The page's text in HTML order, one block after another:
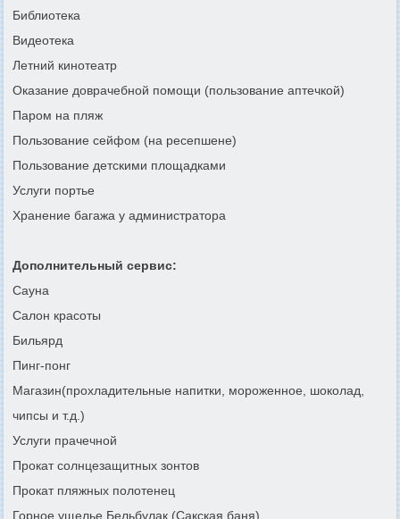
Библиотека
Видеотека
Летний кинотеатр
Оказание доврачебной помощи (пользование аптечкой)
Паром на пляж
Пользование сейфом (на ресепшене)
Пользование детскими площадками
Услуги портье
Хранение багажа у администратора
Дополнительный сервис:
Сауна
Салон красоты
Бильярд
Пинг-понг
Магазин(прохладительные напитки, мороженное, шоколад,
чипсы и т.д.)
Услуги прачечной
Прокат солнцезащитных зонтов
Прокат пляжных полотенец
Горное ущелье Бельбулак (Сакская баня)